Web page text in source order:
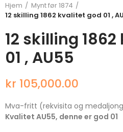
Hjem
Mynt før 1874
12 skilling 1862 kvalitet god 01 ,
12 skilling
01 , AU55
kr 105,000.00
Mva-fritt (rekvisita og
Kvalitet AU55, denne er god 01